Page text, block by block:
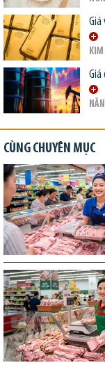
Giá
KIM
Giá
CÙNG CHUYÊN MỤC